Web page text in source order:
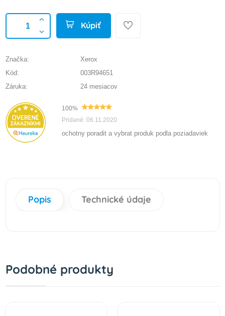
Kúpiť
Značka:
Xerox
Kód:
003R94651
Záruka:
24 mesiacov
100%
Pridané: 06.11.2020
ochotny poradit a vybrat produk podla poziadaviek
Popis Technické údaje
Podobné produkty